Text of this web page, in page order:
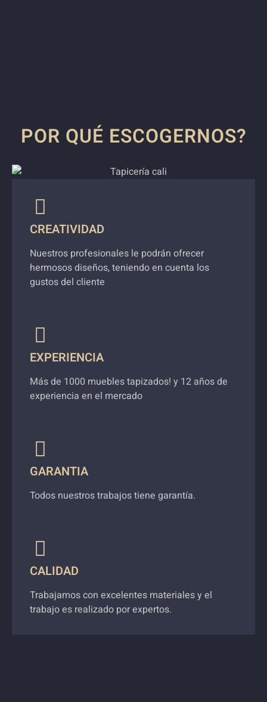
POR QUÉ ESCOGERNOS?
CREATIVIDAD
Nuestros profesionales le podrán ofrecer
hermosos diseños, teniendo en cuenta los
gustos del cliente
EXPERIENCIA
Más de 1000 muebles tapizados! y 12 años de
experiencia en el mercado
GARANTIA
Todos nuestros trabajos tiene garantía.
CALIDAD
Trabajamos con excelentes materiales y el
trabajo es realizado por expertos.